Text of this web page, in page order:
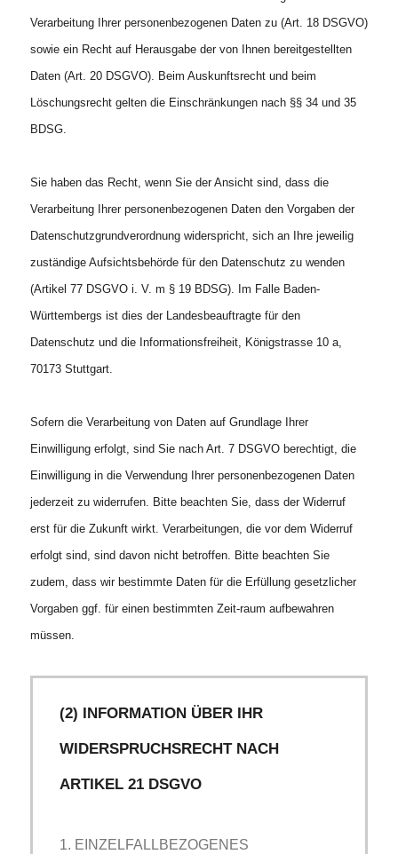
Verarbeitung Ihrer personenbezogenen Daten zu (Art. 18 DSGVO)
sowie ein Recht auf Herausgabe der von Ihnen bereitgestellten
Daten (Art. 20 DSGVO). Beim Auskunftsrecht und beim
Löschungsrecht gelten die Einschränkungen nach §§ 34 und 35
BDSG.
Sie haben das Recht, wenn Sie der Ansicht sind, dass die
Verarbeitung Ihrer personenbezogenen Daten den Vorgaben der
Datenschutzgrundverordnung widerspricht, sich an Ihre jeweilig
zuständige Aufsichtsbehörde für den Datenschutz zu wenden
(Artikel 77 DSGVO i. V. m § 19 BDSG). Im Falle Baden-
Württembergs ist dies der Landesbeauftragte für den
Datenschutz und die Informationsfreiheit, Königstrasse 10 a,
70173 Stuttgart.
Sofern die Verarbeitung von Daten auf Grundlage Ihrer
Einwilligung erfolgt, sind Sie nach Art. 7 DSGVO berechtigt, die
Einwilligung in die Verwendung Ihrer personenbezogenen Daten
jederzeit zu widerrufen. Bitte beachten Sie, dass der Widerruf
erst für die Zukunft wirkt. Verarbeitungen, die vor dem Widerruf
erfolgt sind, sind davon nicht betroffen. Bitte beachten Sie
zudem, dass wir bestimmte Daten für die Erfüllung gesetzlicher
Vorgaben ggf. für einen bestimmten Zeit-raum aufbewahren
müssen.
(2) INFORMATION ÜBER IHR
WIDERSPRUCHSRECHT NACH
ARTIKEL 21 DSGVO
1. EINZELFALLBEZOGENES